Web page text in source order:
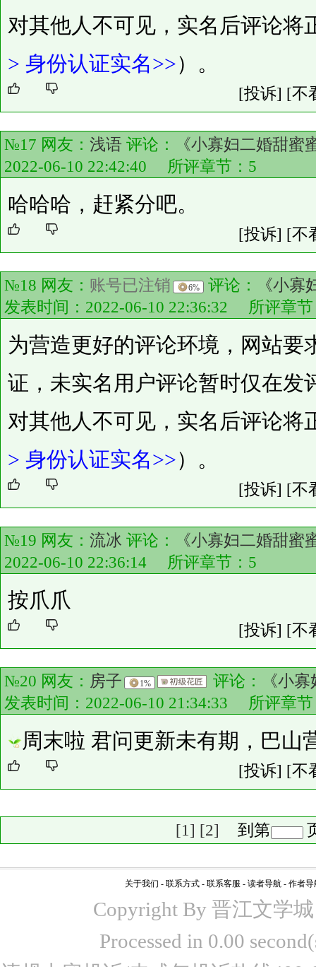
对其他人不可见，实名后评论将
> 身份认证实名>>）。
[投诉] [不
№17 网友： 浅语 评论：
《小寡妇二婚甜蜜
2022-06-10 22:42:40 所评章节： 5
哈哈哈，赶紧分吧。
[投诉] [不
№18 网友： 账号已注销 6% 评论：
《小
发表时间：2022-06-10 22:36:32 所评章
为营造更好的评论环境，网站要
证，未实名用户评论暂时仅在发
对其他人不可见，实名后评论将
> 身份认证实名>>）。
[投诉] [不
№19 网友： 流冰 评论：
《小寡妇二婚甜蜜
2022-06-10 22:36:14 所评章节： 5
按爪爪
[投诉] [不
№20 网友： 房子 1% 评论：
《小
发表时间：2022-06-10 21:34:33 所评章
周末啦 君问更新未有期，巴山
[投诉] [不
[1] [2] 到第
关于我们 - 联系方式 - 联系客服 - 读者导航 - 作者导
Copyright By 晋江文学
Processed in 0.00